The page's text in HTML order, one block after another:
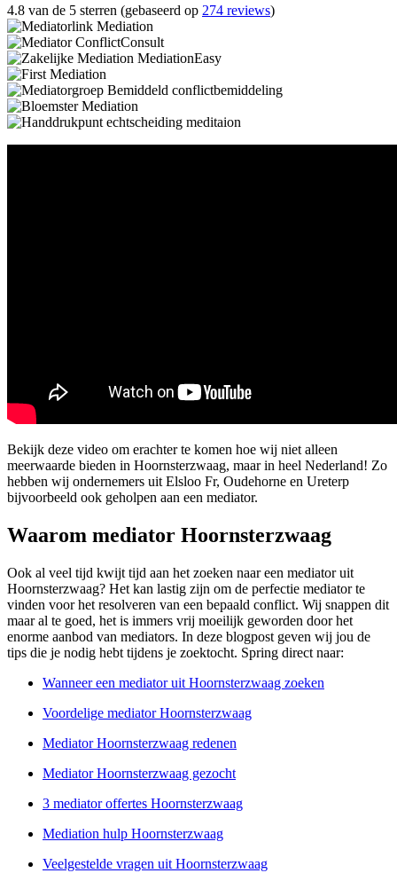
4.8 van de 5 sterren (gebaseerd op 274 reviews)
Bekijk deze video om erachter te komen hoe wij niet alleen
meerwaarde bieden in Hoornsterzwaag, maar in heel Nederland! Zo
hebben wij ondernemers uit Elsloo Fr, Oudehorne en Ureterp
bijvoorbeeld ook geholpen aan een mediator.
Waarom mediator Hoornsterzwaag
Ook al veel tijd kwijt tijd aan het zoeken naar een mediator uit
Hoornsterzwaag? Het kan lastig zijn om de perfectie mediator te
vinden voor het resolveren van een bepaald conflict. Wij snappen dit
maar al te goed, het is immers vrij moeilijk geworden door het
enorme aanbod van mediators. In deze blogpost geven wij jou de
tips die je nodig hebt tijdens je zoektocht. Spring direct naar:
Wanneer een mediator uit Hoornsterzwaag zoeken
Voordelige mediator Hoornsterzwaag
Mediator Hoornsterzwaag redenen
Mediator Hoornsterzwaag gezocht
3 mediator offertes Hoornsterzwaag
Mediation hulp Hoornsterzwaag
Veelgestelde vragen uit Hoornsterzwaag